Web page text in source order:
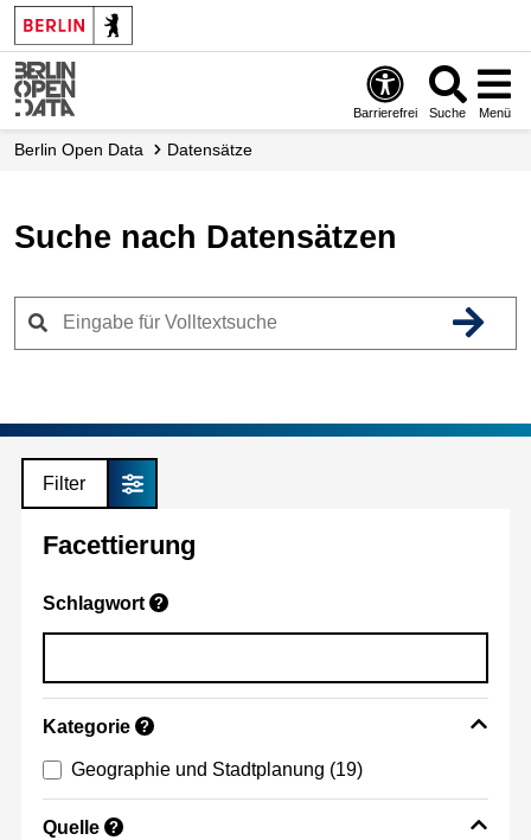
Skip
to
main
content
Barrierefrei Suche Menü
Berlin Open Data Datensätze
Suche nach Datensätzen
Filter
Facettierung
Schlagwort ?
Kategorie ?
Geographie und Stadtplanung (19)
Quelle ?